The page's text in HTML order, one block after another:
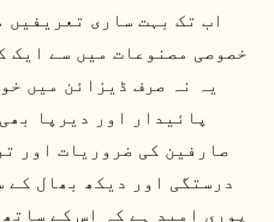
اب تک بہت ساری
خصوصی مصنوعات میں سے ایک
یہ نہ صرف ڈیزائن میں
پائیدار اور دیرپا
صارفین کی ضروریات اور
درستگی اور دیکھ بھال کے
پوری امید ہے کہ اس کے ساتھ